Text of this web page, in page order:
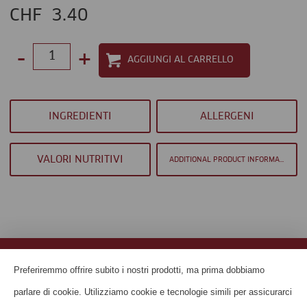
CHF 3.40
- +
between
and
INGREDIENTI ALLERGENI
VALORI NUTRITIVI ADDITIONAL PRODUCT INFORMATION
HOME
SU DI NOI
Preferiremmo offrire subito i nostri prodotti, ma prima dobbiamo
parlare di cookie. Utilizziamo cookie e tecnologie simili per assicurarci